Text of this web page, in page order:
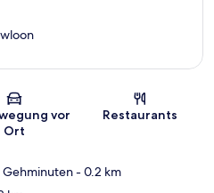
Karte
vor
Ort
Restaurants
Gehminuten- 0.2 km